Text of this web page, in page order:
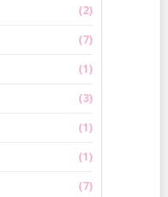
(2)
(7)
(1)
(3)
(1)
(1)
(7)